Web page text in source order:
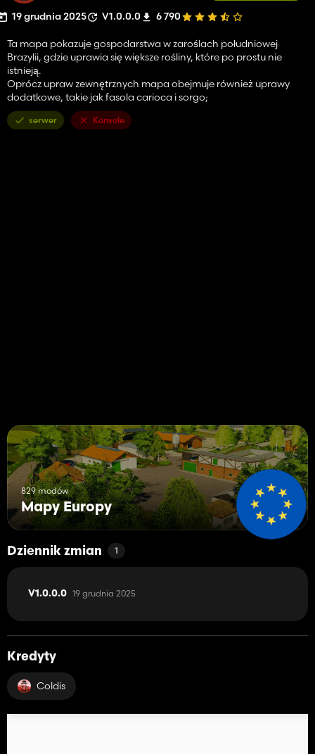
19 grudnia 2025 V1.0.0.0 6 790
Ta mapa pokazuje gospodarstwa w zaroślach południowej
Brazylii, gdzie uprawia się większe rośliny, które po prostu nie
istnieją.
Oprócz upraw zewnętrznych mapa obejmuje również uprawy
dodatkowe, takie jak fasola carioca i sorgo;
serwer Konsole
829 modów
Mapy Europy
Dziennik zmian 1
V1.0.0.0 19 grudnia 2025
Kredyty
Coldis